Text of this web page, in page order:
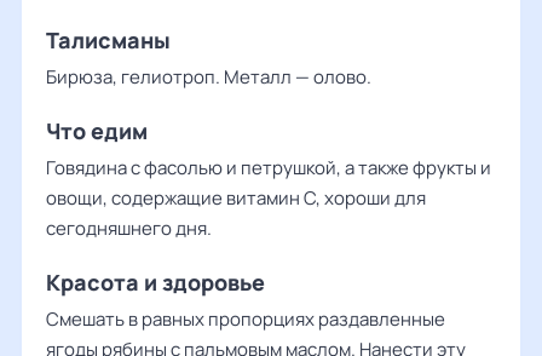
Талисманы
Бирюза, гелиотроп. Металл — олово.
Что едим
Говядина с фасолью и петрушкой, а также фрукты и
овощи, содержащие витамин С, хороши для
сегодняшнего дня.
Красота и здоровье
Смешать в равных пропорциях раздавленные
ягоды рябины с пальмовым маслом. Нанести эту